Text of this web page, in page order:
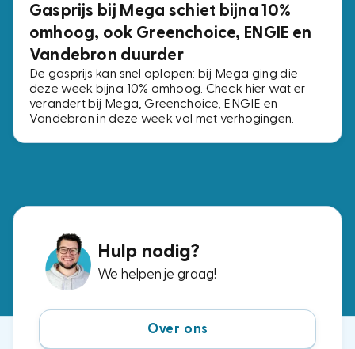
Gasprijs bij Mega schiet bijna 10%
omhoog, ook Greenchoice, ENGIE en
Vandebron duurder
De gasprijs kan snel oplopen: bij Mega ging die
deze week bijna 10% omhoog. Check hier wat er
verandert bij Mega, Greenchoice, ENGIE en
Vandebron in deze week vol met verhogingen.
Hulp nodig?
We helpen je graag!
Over ons